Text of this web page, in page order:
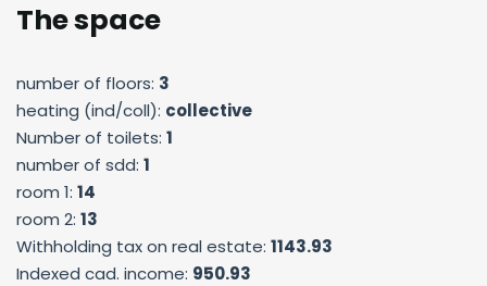
The space
number of floors: 3
heating (ind/coll): collective
Number of toilets: 1
number of sdd: 1
room 1: 14
room 2: 13
Withholding tax on real estate: 1143.93
Indexed cad. income: 950.93